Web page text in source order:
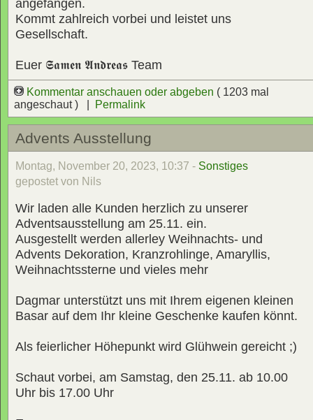
angefangen.
Kommt zahlreich vorbei und leistet uns
Gesellschaft.
Euer 𝕾𝖆𝖒𝖊𝖓 𝕬𝖓𝖉𝖗𝖊𝖆𝖘 Team
Kommentar anschauen oder abgeben ( 1203 mal
angeschaut ) |
Permalink
Advents Ausstellung
Montag, November 20, 2023, 10:37 - Sonstiges
gepostet von Nils
Wir laden alle Kunden herzlich zu unserer
Adventsausstellung am 25.11. ein.
Ausgestellt werden allerley Weihnachts- und
Advents Dekoration, Kranzrohlinge, Amaryllis,
Weihnachtssterne und vieles mehr
Dagmar unterstützt uns mit Ihrem eigenen kleinen
Basar auf dem Ihr kleine Geschenke kaufen könnt.
Als feierlicher Höhepunkt wird Glühwein gereicht ;)
Schaut vorbei, am Samstag, den 25.11. ab 10.00
Uhr bis 17.00 Uhr